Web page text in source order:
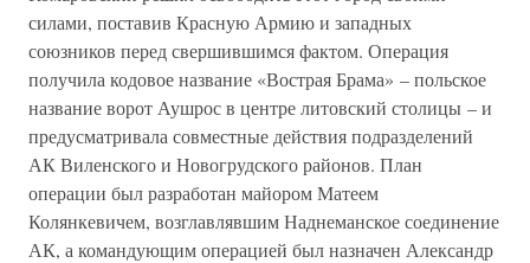
силами, поставив Красную Армию и западных
союзников перед свершившимся фактом. Операция
получила кодовое название «Вострая Брама» – польское
название ворот Аушрос в центре литовский столицы – и
предусматривала совместные действия подразделений
АК Виленского и Новогрудского районов. План
операции был разработан майором Матеем
Колянкевичем, возглавлявшим Наднеманское соединение
АК, а командующим операцией был назначен Александр